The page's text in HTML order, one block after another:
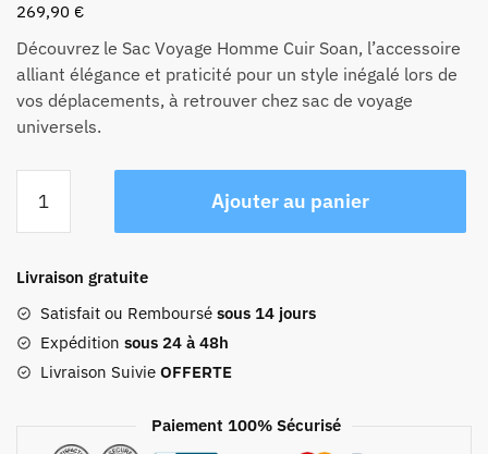
269,90 €
Découvrez le Sac Voyage Homme Cuir Soan, l’accessoire
alliant élégance et praticité pour un style inégalé lors de
vos déplacements, à retrouver chez sac de voyage
universels.
Sac
Homme
Cuir
Soan
Ajouter au panier
Livraison gratuite
Satisfait ou Remboursé sous 14 jours
Expédition sous 24 à 48h
Livraison Suivie OFFERTE
Paiement 100% Sécurisé